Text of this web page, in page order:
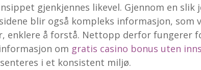
gjenkjennes likevel. Gjennom en slik
blir også kompleks informasjon, som
enklere å forstå. Nettopp derfor fungerer
om gratis casino bonus uten
i et konsistent miljø.